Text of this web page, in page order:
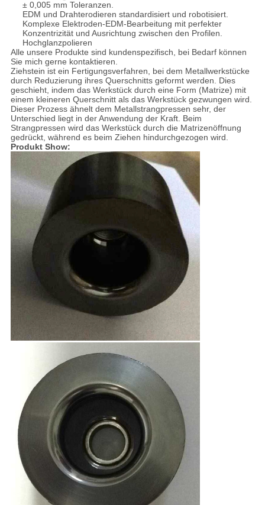
± 0,005 mm Toleranzen.
EDM und Drahterodieren standardisiert und robotisiert.
Komplexe Elektroden-EDM-Bearbeitung mit perfekter
Konzentrizität und Ausrichtung zwischen den Profilen.
Hochglanzpolieren
Alle unsere Produkte sind kundenspezifisch, bei Bedarf können
Sie mich gerne kontaktieren.
Ziehstein ist ein Fertigungsverfahren, bei dem Metallwerkstücke
durch Reduzierung ihres Querschnitts geformt werden. Dies
geschieht, indem das Werkstück durch eine Form (Matrize) mit
einem kleineren Querschnitt als das Werkstück gezwungen wird.
Dieser Prozess ähnelt dem Metallstrangpressen sehr, der
Unterschied liegt in der Anwendung der Kraft. Beim
Strangpressen wird das Werkstück durch die Matrizenöffnung
gedrückt, während es beim Ziehen hindurchgezogen wird.
Produkt Show: